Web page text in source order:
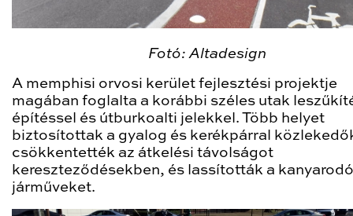
Fotó: Altadesign
A memphisi orvosi kerület fejlesztési projektje
magában foglalta a korábbi széles utak
építéssel és útburkoalti jelekkel. Több helyet
biztosítottak a gyalog és kerékpárral
csökkentették az átkelési távolságot
kereszteződésekben, és lassították a kanyarodó
járműveket.